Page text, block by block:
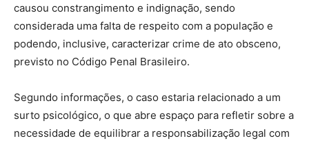
causou constrangimento e indignação, sendo
considerada uma falta de respeito com a população e
podendo, inclusive, caracterizar crime de ato obsceno,
previsto no Código Penal Brasileiro.
Segundo informações, o caso estaria relacionado a um
surto psicológico, o que abre espaço para refletir sobre a
necessidade de equilibrar a responsabilização legal com